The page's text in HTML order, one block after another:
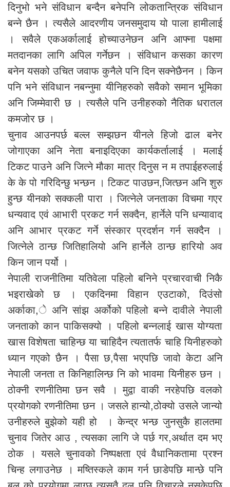
दिनुभो भने संविधान बन्दैन बनेपनि लोकतान्त्रिक संविधान
बन्ने छैन । त्यसैले आदरणीय जनसमुदाय यो पाला हामीलाई
। सवैले एकअर्कालाई होच्याउनेछन अनि आफ्ना पक्षमा
मतदानका लागि अपिल गर्नेछन । संविधान कसका कारण
बनेन यसको उचित जवाफ कुनैले पनि दिन सक्नेछैनन । किन
पनि भने संविधान नबन्नुमा यीनिहरुको सवैको समान भूमिका
अनि जिम्मेवारी छ । त्यसैले पनि उनीहरुको नैतिक धरातल
कमजोर छ ।
चुनाव आउनपर्छ बल्ल सम्झछन यीनले हिजो ढाल बनेर
जोगाएका अनि नेता बनाइदिएका कार्यकर्तालाई । मलाई
टिकट पाउने अनि जित्ने मौका मात्र दिनुस न म तपाईहरुलाई
के के पो गरिदिन्छु भन्छन । टिकट पाउछन,जित्छन अनि शुरु
हुन्छ यीनको सक्कली पारा । जित्नेले जनताका विचमा गएर
धन्यवाद एवं आभारी प्रकट गर्न सक्दैन, हार्नेले पनि धन्यावाद
अनि आभार प्रकट गर्ने संस्कार प्रदर्शन गर्न सक्दैन ।
जित्नेले ठान्छ जितिहालियो अनि हार्नेले ठान्छ हारियो अव
किन जान पर्यो ।
नेपाली राजनीतिमा यतिवेला पहिलो बनिने प्रचारवाची निकै
भइराखेको छ । एकदिनमा विहान एउटाको, दिउंसो
अर्काका,े अनि सांझ अर्कोको पहिलो बन्ने दावीले नेपाली
जनताको कान पाकिसक्यो । पहिलो बन्नलाई खास योग्यता
खास विशेषता चाहिन्छ या चाहिदैन त्यतातर्फ चाहि यिनीहरुको
ध्यान गएको छैन । पैसा छ,पैसा भएपछि जावो केटा अनि
नेपाली जनता त किनिहालिन्छ नि को भावमा यिनीहरु छन ।
ठोक्नी रणनीतिमा छन सवै । मुद्वा वाकी नरहेपछि वलको
प्रयोगको रणनीतिमा छन । जसले हान्यो,ठोक्यो उसले जान्यो
उनीहरुले बुझेको यही हो । केन्द्र भन्छ जुनसुकै हालतमा
चुनाव जितेर आउ , त्यसका लागि जे पर्छ गर,अर्थात दम भए
ठोक । यसले चुनावको निष्पक्षता एवं वैधानिकतामा प्रश्न
चिन्ह लगाउनेछ । मष्तिस्कले काम गर्न छाडेपछि मान्छे पनि